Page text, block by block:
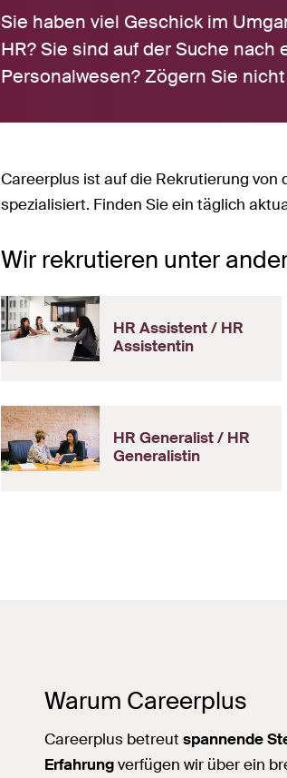
Sie haben viel Geschick im
HR? Sie sind auf der Suche
Personalwesen? Zögern Sie
Careerplus ist auf die Rekrutierung
spezialisiert. Finden Sie ein täglich
Wir rekrutieren unter
HR Assistent / HR
Assistentin
HR Generalist / HR
Generalistin
Warum Careerplus
Careerplus betreut spannende
Erfahrungverfügen wir über ein